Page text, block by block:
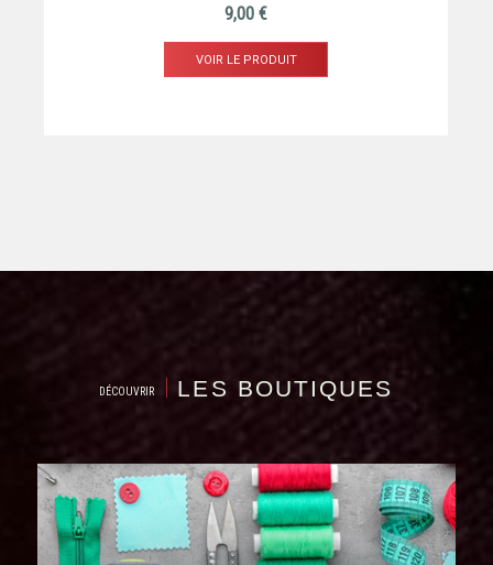
Prix
9,00 €
VOIR LE PRODUIT
DÉCOUVRIR LES BOUTIQUES